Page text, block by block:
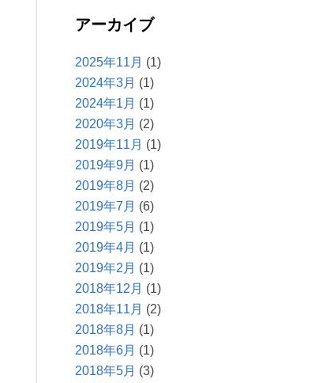
アーカイブ
2025年11月 (1)
2024年3月 (1)
2024年1月 (1)
2020年3月 (2)
2019年11月 (1)
2019年9月 (1)
2019年8月 (2)
2019年7月 (6)
2019年5月 (1)
2019年4月 (1)
2019年2月 (1)
2018年12月 (1)
2018年11月 (2)
2018年8月 (1)
2018年6月 (1)
2018年5月 (3)